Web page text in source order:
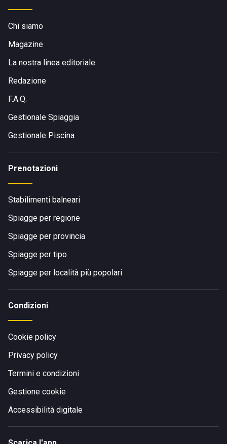
Chi siamo
Magazine
La nostra linea editoriale
Redazione
F.A.Q.
Gestionale Spiaggia
Gestionale Piscina
Prenotazioni
Stabilimenti balneari
Spiagge per regione
Spiagge per provincia
Spiagge per tipo
Spiagge per località più popolari
Condizioni
Cookie policy
Privacy policy
Termini e condizioni
Gestione cookie
Accessibilità digitale